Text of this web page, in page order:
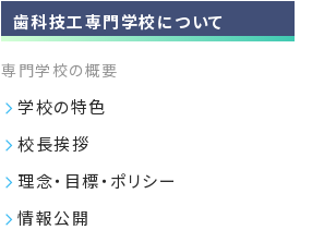
歯科技工専門学校について
専門学校の概要
学校の特色
校長挨拶
理念・目標・ポリシー
情報公開